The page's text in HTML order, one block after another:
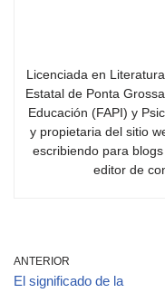
Licenciada en
Estatal de Ponta
Educación (FAPI) y
y propietaria del sitio
escribiendo para
editor de
ANTERIOR
El significado de la